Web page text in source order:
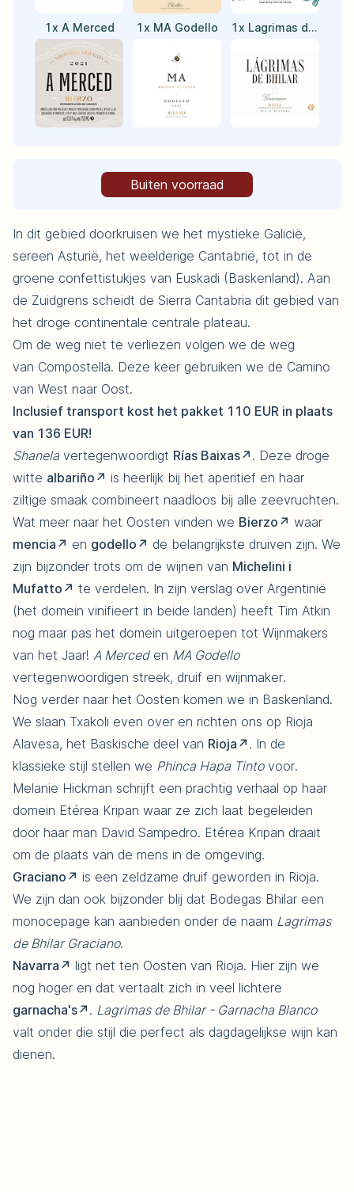
1x A Merced 1x MA Godello 1x Lagrimas de Bhilar - Graciano
In dit gebied doorkruisen we het mystieke Galicië,
sereen Asturië, het weelderige Cantabrië, tot in de
groene confettistukjes van Euskadi (Baskenland). Aan
de Zuidgrens scheidt de Sierra Cantabria dit gebied van
het droge continentale centrale plateau.
Om de weg niet te verliezen volgen we de weg
van Compostella. Deze keer gebruiken we de Camino
van West naar Oost.
Inclusief transport kost het pakket 110 EUR in plaats
van 136 EUR!
Shanelavertegenwoordigt Rías Baixas
. Deze droge
witte albariño
is heerlijk bij het aperitief en haar
ziltige smaak combineert naadloos bij alle zeevruchten.
Wat meer naar het Oosten vinden we Bierzo
waar
mencia
en godello
de belangrijkste druiven zijn. We
zijn bijzonder trots om de wijnen van Michelini i
Mufatto
te verdelen. In zijn verslag over Argentinië
(het domein vinifieert in beide landen) heeft Tim Atkin
nog maar pas het domein uitgeroepen tot Wijnmakers
van het Jaar! A Merceden MA Godello
vertegenwoordigen streek, druif en wijnmaker.
Nog verder naar het Oosten komen we in Baskenland.
We slaan Txakoli even over en richten ons op Rioja
Alavesa, het Baskische deel van Rioja
. In de
klassieke stijl stellen we Phinca Hapa Tintovoor.
Melanie Hickman schrijft een prachtig verhaal op haar
domein Etérea Kripan waar ze zich laat begeleiden
door haar man David Sampedro. Etérea Kripan draait
om de plaats van de mens in de omgeving.
Graciano
is een zeldzame druif geworden in Rioja.
We zijn dan ook bijzonder blij dat Bodegas Bhilar een
monocepage kan aanbieden onder de naam Lagrimas
de Bhilar Graciano.
Navarra
ligt net ten Oosten van Rioja. Hier zijn we
nog hoger en dat vertaalt zich in veel lichtere
garnacha's
. Lagrimas de Bhilar - Garnacha Blanco
valt onder die stijl die perfect als dagdagelijkse wijn kan
dienen.
Buiten voorraad